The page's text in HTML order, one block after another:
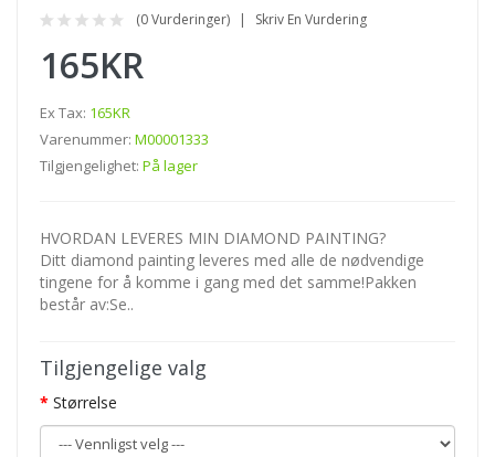
(0 Vurderinger) Skriv En Vurdering
165KR
Ex Tax: 165KR
Varenummer: M00001333
Tilgjengelighet: På lager
HVORDAN LEVERES MIN DIAMOND PAINTING?
Ditt diamond painting leveres med alle de nødvendige
tingene for å komme i gang med det samme!Pakken
består av:Se..
Tilgjengelige valg
Størrelse